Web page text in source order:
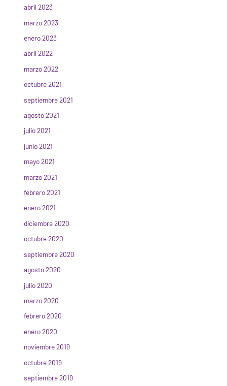
abril 2023
marzo 2023
enero 2023
abril 2022
marzo 2022
octubre 2021
septiembre 2021
agosto 2021
julio 2021
junio 2021
mayo 2021
marzo 2021
febrero 2021
enero 2021
diciembre 2020
octubre 2020
septiembre 2020
agosto 2020
julio 2020
marzo 2020
febrero 2020
enero 2020
noviembre 2019
octubre 2019
septiembre 2019